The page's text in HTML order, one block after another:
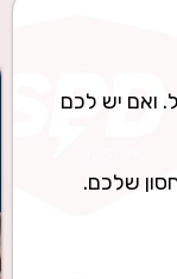
ואם יש לכם
שלכם.